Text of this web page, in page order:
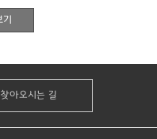
찾아오시는 길